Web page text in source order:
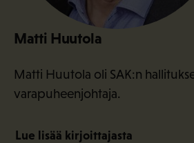
Matti Huutola
Matti Huutola oli SAK:n
varapuheenjohtaja.
Lue lisää kirjoittajasta